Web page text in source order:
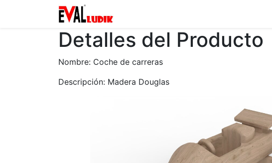
Detalles del Producto
Nombre: Coche de carreras
Descripción: Madera Douglas